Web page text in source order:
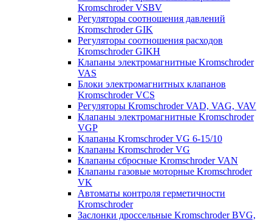
Kromschroder VSBV
Регуляторы соотношения давлений
Kromschroder GIK
Регуляторы соотношения расходов
Kromschroder GIKH
Клапаны электромагнитные Kromschroder
VAS
Блоки электромагнитных клапанов
Kromschroder VCS
Регуляторы Kromschroder VAD, VAG, VAV
Клапаны электромагнитные Kromschroder
VGP
Клапаны Kromschroder VG 6-15/10
Клапаны Kromschroder VG
Клапаны сбросные Kromschroder VAN
Клапаны газовые моторные Kromschroder
VK
Автоматы контроля герметичности
Kromschroder
Заслонки дроссельные Kromschroder BVG,